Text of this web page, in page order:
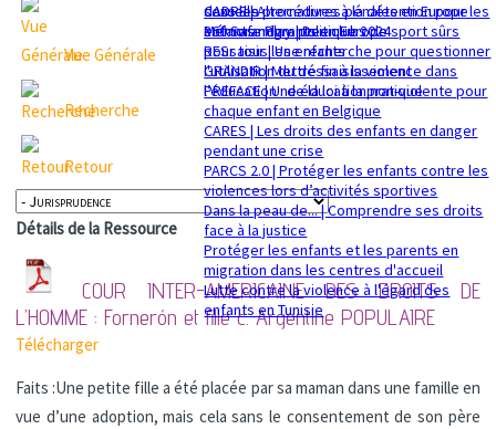
sexuelle
Mémorandum politique 2024
dans les procédures pénales en Europe
360 Safe Play | Des clubs de sport sûrs
pour tous les enfants
GRANDIR | Mettre fin à la violence dans
l’éducation : de la loi à la pratique
CADRE | Alternatives à la détention pour les
enfants migrants en Europe
RESsaisir | Une recherche pour questionner
l'utilisation du déssaisissement
PREFACE | Une éducation non-violente pour
chaque enfant en Belgique
CARES | Les droits des enfants en danger
pendant une crise
PARCS 2.0 | Protéger les enfants contre les
violences lors d’activités sportives
Dans la peau de... | Comprendre ses droits
face à la justice
Protéger les enfants et les parents en
migration dans les centres d'accueil
Lutte contre la violence à l'égard des
enfants en Tunisie
Vue Générale
Recherche
Retour
Détails de la Ressource
COUR INTER-AMERICAINE DES DROITS DE
L’HOMME : Fornerón et fille c. ArgentinePOPULAIRE
Télécharger
Faits :Une petite fille a été placée par sa maman dans une famille en
vue d’une adoption, mais cela sans le consentement de son père